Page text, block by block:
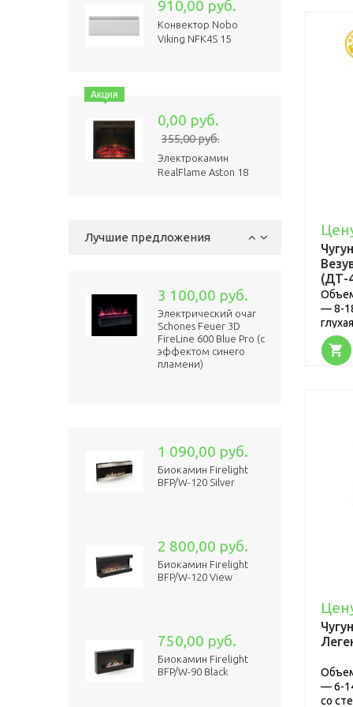
910,00 руб.
Конвектор Nobo
Viking NFK4S 15
Акция
0,00 руб.
355,00 руб.
Электрокамин
RealFlame Aston 18
0,00 руб.
0,00 руб.
0,00 руб.
RealFlame MoonBlaze
Lux S BL
Лучшие предложения
Биокамин Firelight
BFP/W-90 Black
BFP/F-55 Sphere
1 650,00 руб.
3 100,00 руб.
Электрический очаг
Schones Feuer 3D
FireLine 600 Blue Pro (с
эффектом cинего
пламени)
1 090,00 руб.
Биокамин Firelight
BFP/W-120 Silver
2 800,00 руб.
Биокамин Firelight
BFP/W-120 View
750,00 руб.
Биокамин Firelight
BFP/W-90 Black
(ДТ-
— 8-
— 6-
со